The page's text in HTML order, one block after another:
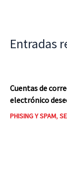
Entradas
Cuentas de
electrónico
PHISING Y SPAM,